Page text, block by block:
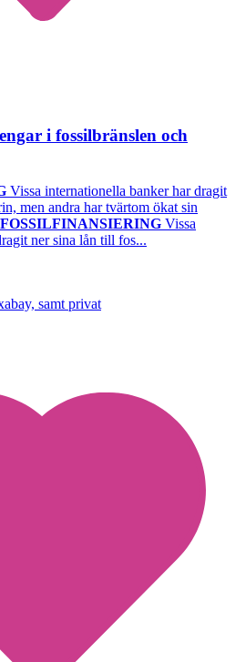
i fossilbränslen och
Vissa internationella banker har dragit
men andra har tvärtom ökat sin
FOSSILFINANSIERING Vissa
ner sina lån till fos...
samt privat